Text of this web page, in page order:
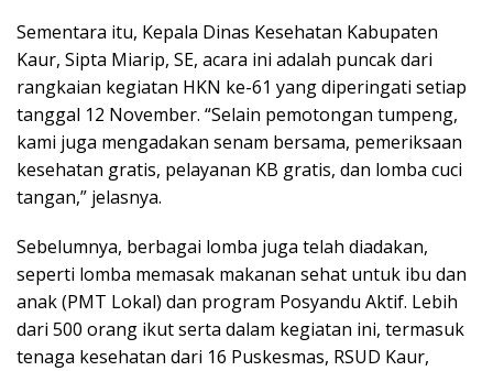
Sementara itu, Kepala Dinas Kesehatan Kabupaten
Kaur, Sipta Miarip, SE, acara ini adalah puncak dari
rangkaian kegiatan HKN ke-61 yang diperingati setiap
tanggal 12 November. “Selain pemotongan tumpeng,
kami juga mengadakan senam bersama, pemeriksaan
kesehatan gratis, pelayanan KB gratis, dan lomba cuci
tangan,” jelasnya.
Sebelumnya, berbagai lomba juga telah diadakan,
seperti lomba memasak makanan sehat untuk ibu dan
anak (PMT Lokal) dan program Posyandu Aktif. Lebih
dari 500 orang ikut serta dalam kegiatan ini, termasuk
tenaga kesehatan dari 16 Puskesmas, RSUD Kaur,